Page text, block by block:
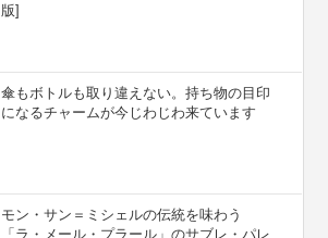
版]
傘もボトルも取り違えない。持ち物の目印
になるチャームが今じわじわ来ています
モン・サン＝ミシェルの伝統を味わう
「ラ・メール・プラール」のサブレ・パレ